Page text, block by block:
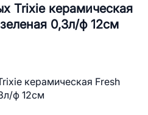
Trixie керамическая
0,3л/ф 12см